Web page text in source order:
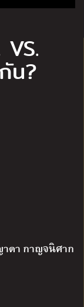
น?
าดา กาญจนิศาก